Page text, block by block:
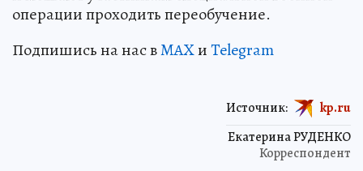
операции проходить переобучение.
Подпишись на нас вMAXиTelegram
Екатерина РУДЕНКО
Корреспондент
Источник: kp.ru